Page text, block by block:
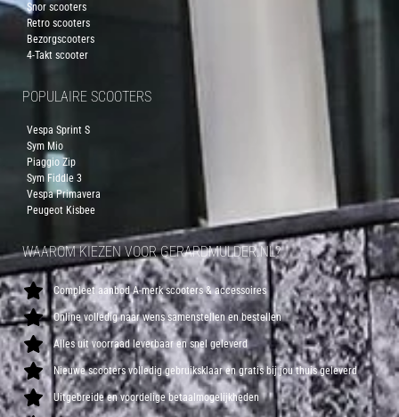
Snor scooters
Retro scooters
Bezorgscooters
4-Takt scooter
POPULAIRE SCOOTERS
Vespa Sprint S
Sym Mio
Piaggio Zip
Sym Fiddle 3
Vespa Primavera
Peugeot Kisbee
WAAROM KIEZEN VOOR GERARDMULDER.NL?
Compleet aanbod A-merk scooters & accessoires
Online volledig naar wens samenstellen en bestellen
Alles uit voorraad leverbaar en snel geleverd
Nieuwe scooters volledig gebruiksklaar en gratis bij jou thuis geleverd
Uitgebreide en voordelige betaalmogelijkheden